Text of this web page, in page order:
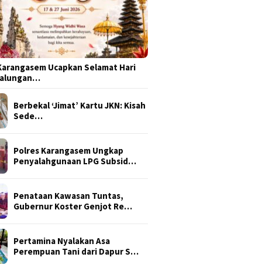
Ucapkan Selamat Hari
Berbekal ‘Jimat’ Kartu JKN: Kisah
Sede…
Polres Karangasem Ungkap
Penyalahgunaan LPG Subsid…
Penataan Kawasan Tuntas,
Gubernur Koster Genjot Re…
Pertamina Nyalakan Asa
Perempuan Tani dari Dapur S…